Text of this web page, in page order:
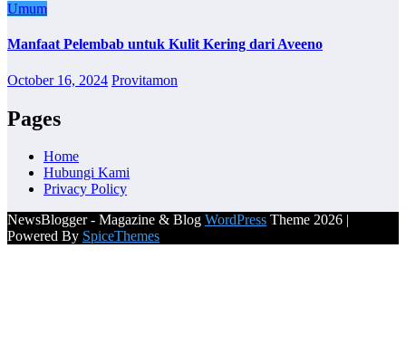
Umum
Manfaat Pelembab untuk Kulit Kering dari Aveeno
October 16, 2024 Provitamon
Pages
Home
Hubungi Kami
Privacy Policy
NewsBlogger - Magazine & Blog WordPress Theme 2026 |
Powered By SpiceThemes